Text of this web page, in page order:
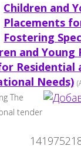
Children and
Placements
Fostering
and Young
Residential
Needs)
The
tender